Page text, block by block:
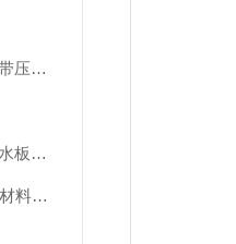
TSY-26塑料排水带芯带压屈强度试验机
TSY-12全自动塑料排水板纵向通水量测定仪
ATSY-6智能土工合成材料制样系统